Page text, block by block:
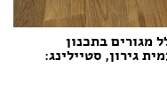
מגורים בתכנון
גירון, סטיילינג: